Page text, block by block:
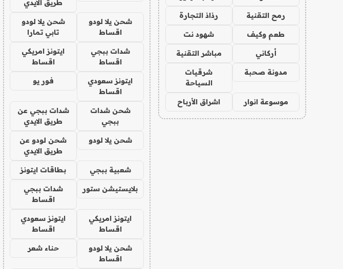
رمح التقنية رذاذ التجارة
طعم وكيف شهود نت
أركاني مباشر التقنية
مدونة صحبة
شرقيات
السياحة
موسوعة انوار اشراق الأرباح
طريق الايدي
شحن يلا لودو
اقساط
شحن يلا لودو
تابي تمارا
شدات ببجي
اقساط
ايتونز امريكي
اقساط
ايتونز سعودي
اقساط
فور يو
شحن شدات
ببجي
شدات ببجي عن
طريق الايدي
شحن يلا لودو
شحن لودو عن
طريق الايدي
شعبية ببجي بطاقات ايتونز
بلايستيشن ستور
شدات ببجي
اقساط
ايتونز امريكي
اقساط
ايتونز سعودي
اقساط
شحن يلا لودو
اقساط
حناء شعر